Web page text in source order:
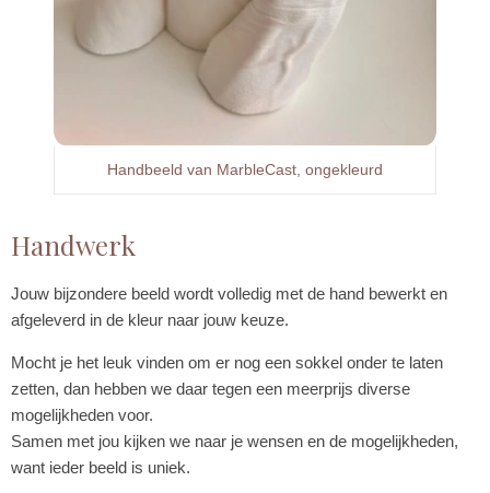
Handbeeld van MarbleCast, ongekleurd
Handwerk
Jouw bijzondere beeld wordt volledig met de hand bewerkt en
afgeleverd in de kleur naar jouw keuze.
Mocht je het leuk vinden om er nog een sokkel onder te laten
zetten, dan hebben we daar tegen een meerprijs diverse
mogelijkheden voor.
Samen met jou kijken we naar je wensen en de mogelijkheden,
want ieder beeld is uniek.